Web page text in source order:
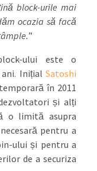
block-urile mai
ocazia să facă
”
ului este o
Inițial Satoshi
în 2011
și alți
o limită asupra
pentru a
ului și pentru a
de a securiza